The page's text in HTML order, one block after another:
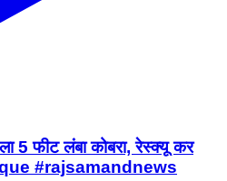
5 फीट लंबा कोबरा, रेस्क्यू कर
#rajsamandnews